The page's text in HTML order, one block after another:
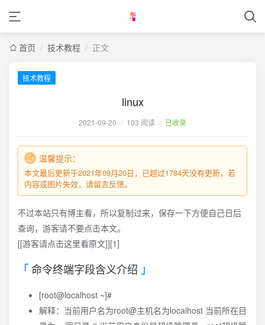
首页 / 技术教程 / 正文
技术教程
linux
2021-09-20 / 103 阅读 / 已收录
温馨提示：
本文最后更新于2021年09月20日，已超过1784天没有更新，若
内容或图片失效，请留言反馈。
不过本站只有博主看，所以复制过来，保存一下方便自己日后
查询，游客请不要点击本文。
[[游客请点击这里看原文]][1]
命令终端字段含义介绍
[root@localhost ~]#
解释：当前用户名为root@主机名为localhost 当前所在目